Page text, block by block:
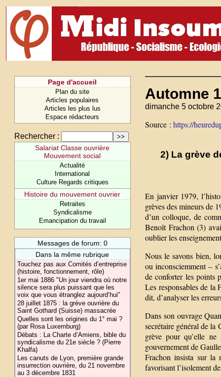
Page d'accueil
Plan du site
Articles populaires
Articles les plus lus
Espace rédacteurs
Rechercher :
Salariat Classe ouvrière
Mouvement social
Actualité
International
Culture Regards critiques
Histoire du mouvement ouvrier
Retraites
Syndicalisme
Emancipation du travail
Messages de forum: 0
Dans la même rubrique
Touchez pas aux Comités d’entreprise
(histoire, fonctionnement, rôle)
1er mai 1886 "Un jour viendra où notre
silence sera plus puissant que les
voix que vous étranglez aujourd’hui"
28 juillet 1875 : la grève ouvrière du
Saint Gothard (Suisse) massacrée
Quelles sont les origines du 1° mai ?
(par Rosa Luxemburg)
Débats : La Charte d’Amiens, bible du
syndicalisme du 21e siècle ? (Pierre
Khalfa)
Les canuts de Lyon, première grande
insurrection ouvrière, du 21 novembre
au 3 décembre 1831
Automne
dimanche 5 octobre
Source : https://
2) La grève
En janvier 1979,
grèves des mineurs de
d’un colloque, de
Benoît Frachon (3)
oublier les
Nous le savons bien,
ou inconsciemment –
de conforter les points
Les responsables de la
dit, d’analyser les
Dans son ouvrage
secrétaire général de
grève pour qu’elle
gouvernement de
Frachon insista sur la
favorisant l’isolement